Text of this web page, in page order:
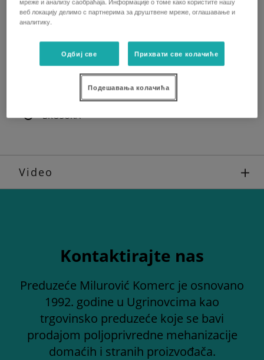
Gde god zelite da idete i sta god zelite da radite RTV-
ZAHTEVAJTE PONUDU
BROŠURA
Video
Kontaktirajte nas
Preduzeće Milurović Komerc je osnovano
1992. godine u Ugrinovcima kao
trgovinsko preduzeće koje se bavi
prodajom poljoprivredne mehanizacije
domaćih i stranih proizvođača.
веб локацију делимо с партнерима за друштвене мреже, оглашавање и
аналитику.
Одбиј све Прихвати све колачиће
Подешавања колачића